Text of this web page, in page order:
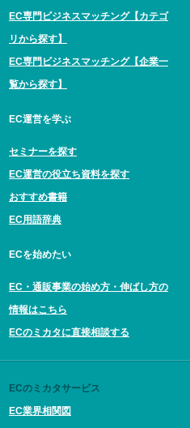
EC専門ビジネスマッチング【カテゴ
リから探す】
EC専門ビジネスマッチング【企業一
覧から探す】
EC運営を学ぶ
セミナーを探す
EC運営の役立ち資料を探す
おすすめ書籍
EC用語辞典
ECを始めたい
EC・通販事業の始め方・伸ばし方の
情報はこちら
ECのミカタに直接相談する
ECのミカタサービス
EC業界相関図